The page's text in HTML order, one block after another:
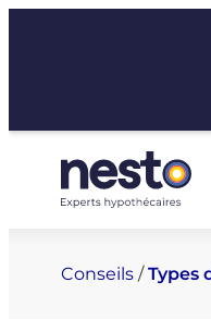
Conseils/Types